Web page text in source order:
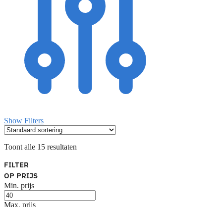
Show Filters
Toont alle 15 resultaten
FILTER
OP PRIJS
Min. prijs
Max. prijs